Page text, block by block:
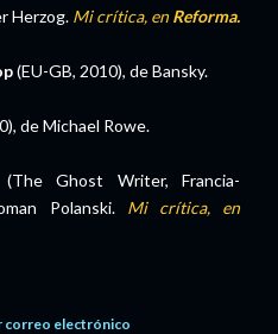
Herzog. Mi crítica, enReforma.
(EU-GB, 2010), de Bansky.
de Michael Rowe.
(The Ghost Writer, Francia-
Polanski. Mi crítica, en
correo electrónico